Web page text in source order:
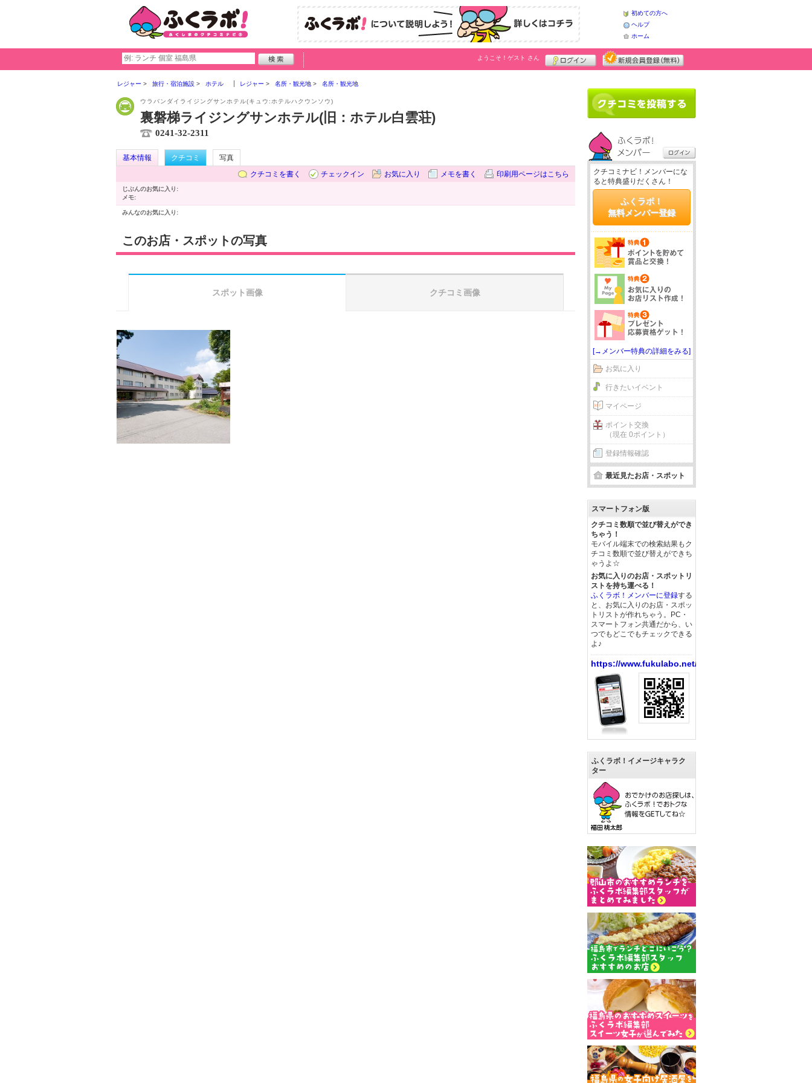
初めての方へ
ヘルプ
ホーム
ようこそ！ ゲスト さん
レジャー 旅行・宿泊施設 ホテル レジャー 名所・観光地 名所・観光地
ウラバンダイライジングサンホテル(キュウ:ホテルハクウンソウ)
裏磐梯ライジングサンホテル(旧：ホテル白雲荘)
0241-32-2311
基本情報 クチコミ
写真
クチコミを書く
チェックイン お気に入り メモを書く 印刷用ページはこちら
じぶんのお気に入り:
メモ:
みんなのお気に入り:
このお店・スポットの写真
スポット画像 クチコミ画像
クチコミナビ！メンバーにな
ると特典盛りだくさん！
ふくラボ！
無料メンバー登録
[→メンバー特典の詳細をみる]
お気に入り
行きたいイベント
マイページ
ポイント交換
（現在 0ポイント）
登録情報確認
最近見たお店・スポット
スマートフォン版
クチコミ数順で並び替えができ
ちゃう！
モバイル端末での検索結果もク
チコミ数順で並び替えができち
ゃうよ☆
お気に入りのお店・スポットリ
ストを持ち運べる！
ふくラボ！メンバーに登録する
と、お気に入りのお店・スポッ
トリストが作れちゃう。PC・
スマートフォン共通だから、い
つでもどこでもチェックできる
よ♪
https://www.fukulabo.net/
ふくラボ！イメージキャラク
ター